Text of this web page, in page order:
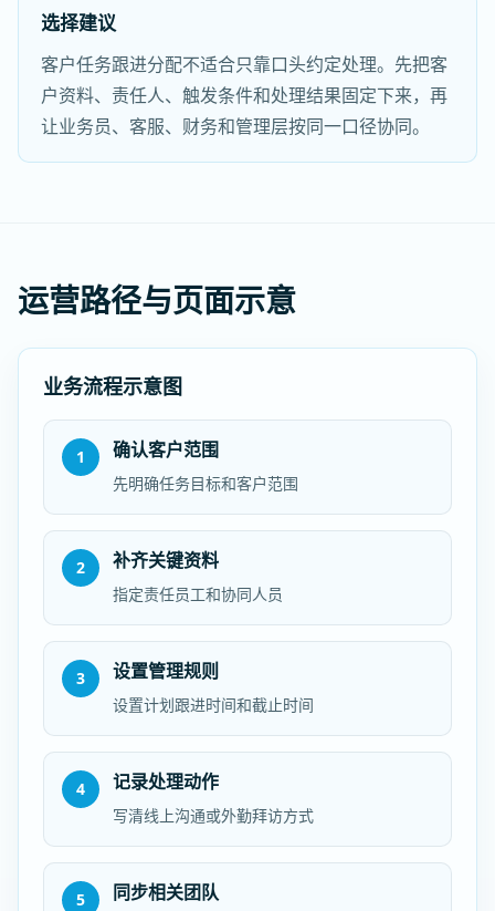
选择建议
客户任务跟进分配不适合只靠口头约定处理。先把客
户资料、责任人、触发条件和处理结果固定下来，再
让业务员、客服、财务和管理层按同一口径协同。
运营路径与页面示意
业务流程示意图
1 确认客户范围
先明确任务目标和客户范围
2 补齐关键资料
指定责任员工和协同人员
3 设置管理规则
设置计划跟进时间和截止时间
4 记录处理动作
写清线上沟通或外勤拜访方式
5 同步相关团队